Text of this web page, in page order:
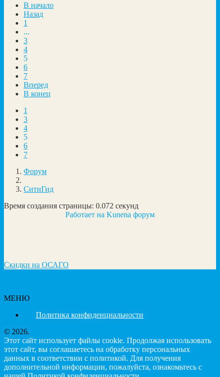
В начало
Назад
1
...
3
4
5
6
7
Вперед
В конец
1
3
4
5
6
7
Форум
СитиГид
Время создания страницы: 0.072 секунд
Работает на Kunena форум
Скидки на ОСАГО
МЕНЮ
Политика конфиденциальности
© 2026.
Этот сайт использует файлы cookie. Продолжая использовать
этот сайт, вы соглашаетесь на обработку персональных
данных в соответствии с политикой. Для получения
дополнительной информации, пожалуйста, ознакомьтесь с